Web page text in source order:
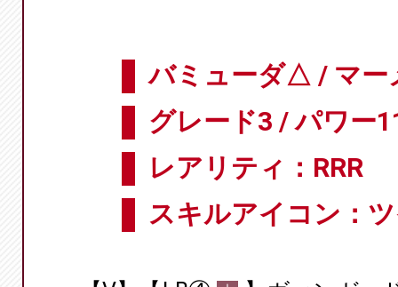
バミューダ△ / マー
グレード3 / パワー
レアリティ：RRR
スキルアイコン：